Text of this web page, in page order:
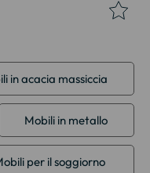
in acacia massiccia
Mobili in metallo
per il soggiorno